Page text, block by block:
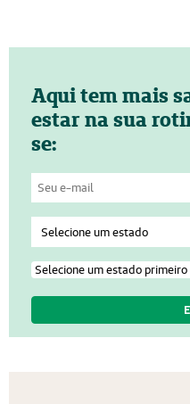
Aqui tem mais
estar na sua
se: